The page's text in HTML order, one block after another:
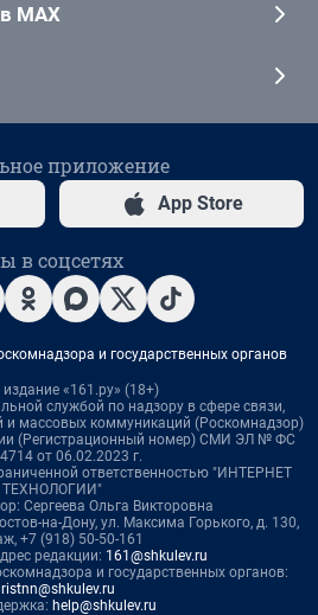
MAX
приложение
App Store
в соцсетях
и государственных органов
издание «161.ру» (18+)
службой по надзору в сфере связи,
и массовых коммуникаций (Роскомнадзор)
(Регистрационный номер) СМИ ЭЛ № ФС
от 06.02.2023 г.
ответственностью "ИНТЕРНЕТ
ТЕХНОЛОГИИ"
Сергеева Ольга Викторовна
на-Дону, ул. Максима Горького, д. 130,
+7 (918) 50-50-161
редакции: 161@shkulev.ru
и государственных органов:
help@shkulev.ru